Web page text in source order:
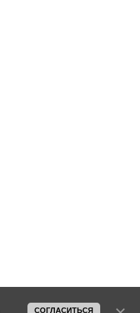
СОГЛАСИТЬСЯ